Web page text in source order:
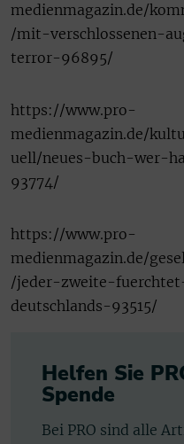
medienmagazin.de/
/mit-verschlossenen-
terror-96895/
https://www.pro-
medienmagazin.de/
uell/neues-buch-wer-
93774/
https://www.pro-
medienmagazin.de/
/jeder-zweite-
deutschlands-93515/
Helfen Sie
Spende
Bei PRO sind alle